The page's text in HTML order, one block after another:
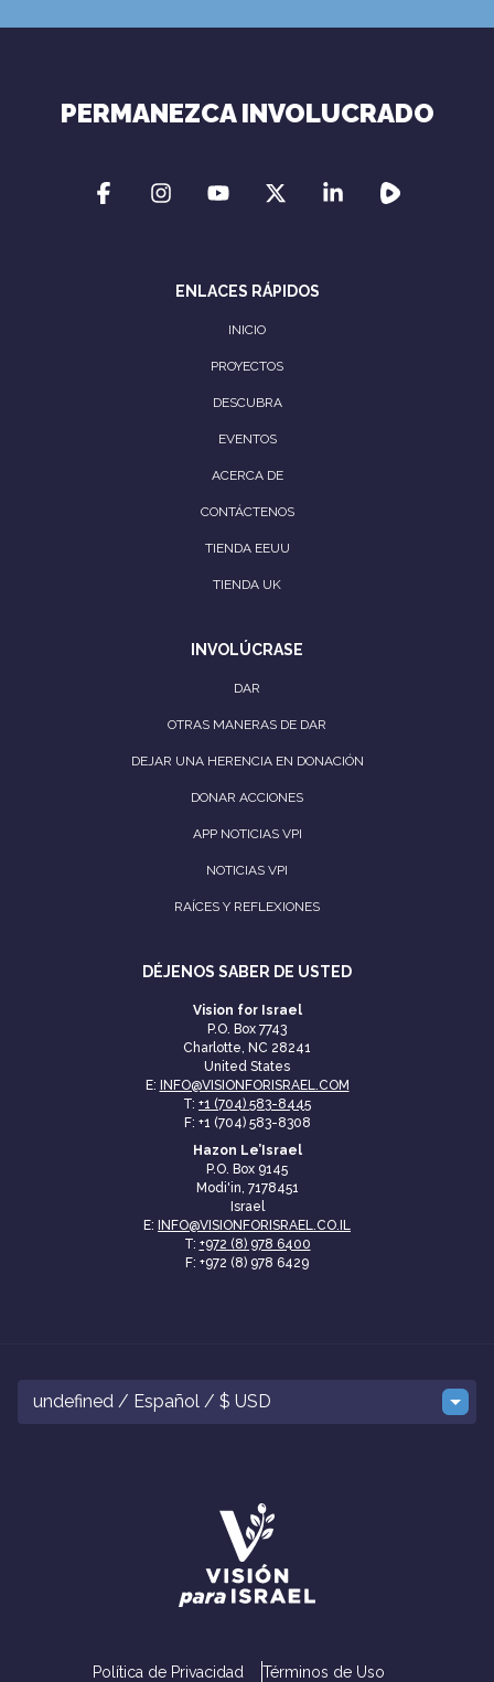
PERMANEZCA INVOLUCRADO
ENLACES RÁPIDOS
INICIO
PROYECTOS
DESCUBRA
EVENTOS
ACERCA DE
CONTÁCTENOS
TIENDA EEUU
TIENDA UK
INVOLÚCRASE
DAR
OTRAS MANERAS DE DAR
DEJAR UNA HERENCIA EN DONACIÓN
DONAR ACCIONES
APP NOTICIAS VPI
NOTICIAS VPI
RAÍCES Y REFLEXIONES
DÉJENOS SABER DE USTED
Vision for Israel
P.O. Box 7743
Charlotte, NC 28241
United States
E: INFO@VISIONFORISRAEL.COM
T: +1 (704) 583-8445
F: +1 (704) 583-8308
Hazon Le’Israel
P.O. Box 9145
Modi'in, 7178451
Israel
E: INFO@VISIONFORISRAEL.CO.IL
T: +972 (8) 978 6400
F: +972 (8) 978 6429
undefined / Español / $ USD
Política de Privacidad Términos de Uso